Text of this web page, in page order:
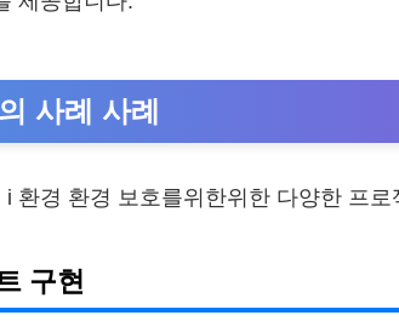
사례 사례
i 환경 환경 보호를위한위한 다양한 프
구현